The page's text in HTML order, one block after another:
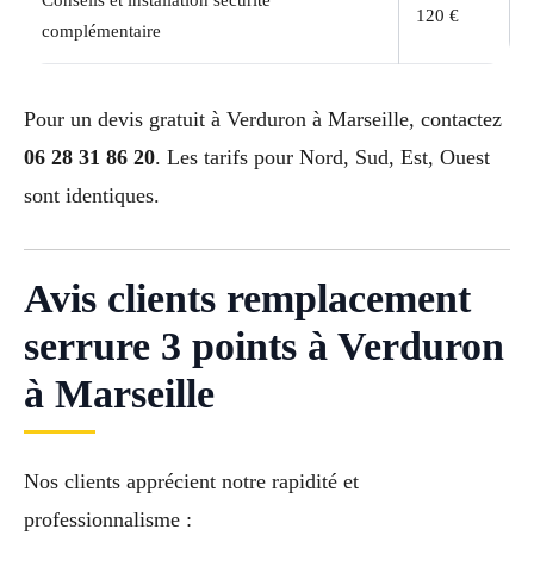
complémentaire
120 €
Pour un devis gratuit à Verduron à Marseille, contactez
06 28 31 86 20. Les tarifs pour Nord, Sud, Est, Ouest
sont identiques.
Avis clients remplacement
serrure 3 points à Verduron
à Marseille
Nos clients apprécient notre rapidité et
professionnalisme :